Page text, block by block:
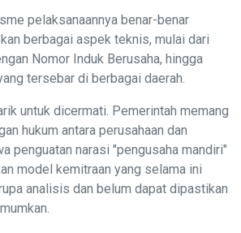
pelaksanaannya benar-benar
berbagai aspek teknis, mulai dari
Nomor Induk Berusaha, hingga
tersebar di berbagai daerah.
untuk dicermati. Pemerintah memang
hukum antara perusahaan dan
penguatan narasi "pengusaha mandiri"
model kemitraan yang selama ini
analisis dan belum dapat dipastikan